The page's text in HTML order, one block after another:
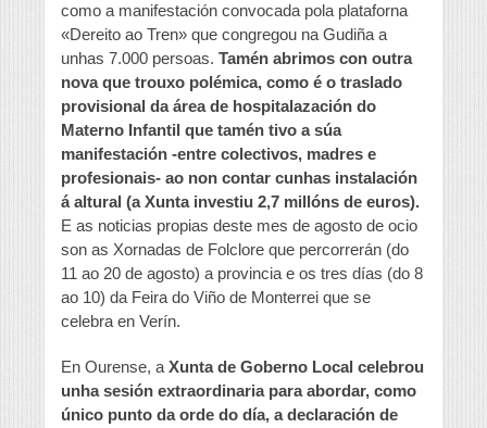
como a manifestación convocada pola plataforna
«Dereito ao Tren» que congregou na Gudiña a
unhas 7.000 persoas. Tamén abrimos con outra
nova que trouxo polémica, como é o traslado
provisional da área de hospitalazación do
Materno Infantil que tamén tivo a súa
manifestación -entre colectivos, madres e
profesionais- ao non contar cunhas instalación
á altural (a Xunta investiu 2,7 millóns de euros).
E as noticias propias deste mes de agosto de ocio
son as Xornadas de Folclore que percorrerán (do
11 ao 20 de agosto) a provincia e os tres días (do 8
ao 10) da Feira do Viño de Monterrei que se
celebra en Verín.
En Ourense, a Xunta de Goberno Local celebrou
unha sesión extraordinaria para abordar, como
único punto da orde do día, a declaración de